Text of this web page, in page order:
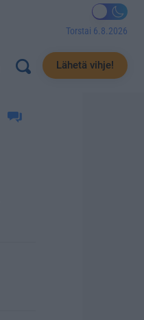
Torstai 6.8.2026
Lähetä vihje!